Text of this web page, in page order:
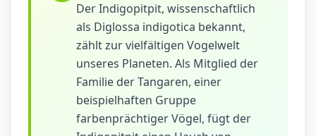
Der Indigopitpit, wissenschaftlich
als Diglossa indigotica bekannt,
zählt zur vielfältigen Vogelwelt
unseres Planeten. Als Mitglied der
Familie der Tangaren, einer
beispielhaften Gruppe
farbenprächtiger Vögel, fügt der